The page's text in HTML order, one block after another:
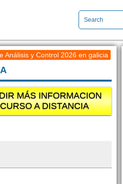
Análisis y Control 2026 en galicia
MÁS INFORMACION
CURSO A DISTANCIA